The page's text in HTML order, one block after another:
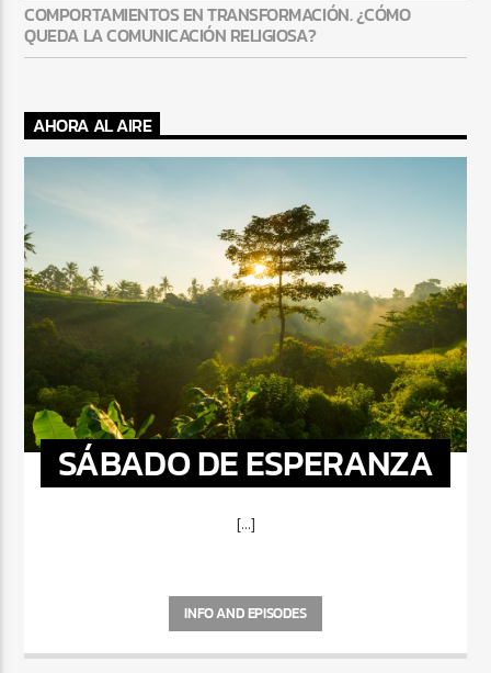
COMPORTAMIENTOS EN TRANSFORMACIÓN. ¿CÓMO
QUEDA LA COMUNICACIÓN RELIGIOSA?
AHORA AL AIRE
SÁBADO DE ESPERANZA
[...]
INFO AND EPISODES